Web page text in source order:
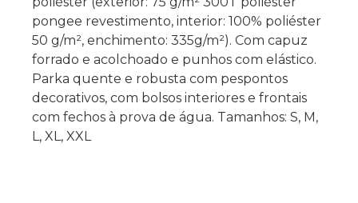
pongee revestimento, interior: 100% poliéster
50 g/m², enchimento: 335g/m²). Com capuz
forrado e acolchoado e punhos com elástico.
Parka quente e robusta com pespontos
decorativos, com bolsos interiores e frontais
com fechos à prova de água. Tamanhos: S, M,
L, XL, XXL